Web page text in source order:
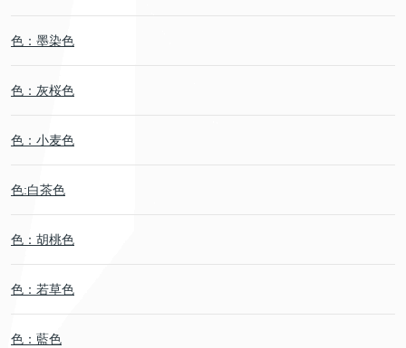
色：墨染色
色：灰桜色
色：小麦色
色:白茶色
色：胡桃色
色：若草色
色：藍色